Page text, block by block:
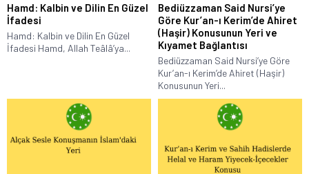
Hamd: Kalbin ve Dilin En Güzel
İfadesi
Hamd: Kalbin ve Dilin En Güzel
İfadesi Hamd, Allah Teâlâ’ya...
Bediüzzaman Said Nursi’ye
Göre Kur’an-ı Kerim’de Ahiret
(Haşir) Konusunun Yeri ve
Kıyamet Bağlantısı
Bediüzzaman Said Nursi’ye Göre
Kur’an-ı Kerim’de Ahiret (Haşir)
Konusunun Yeri...